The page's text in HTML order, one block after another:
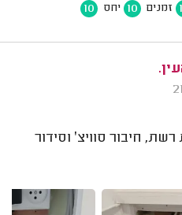
זמנים 10 יחס 10
רשת, חיבור סוויצ׳ וסידור